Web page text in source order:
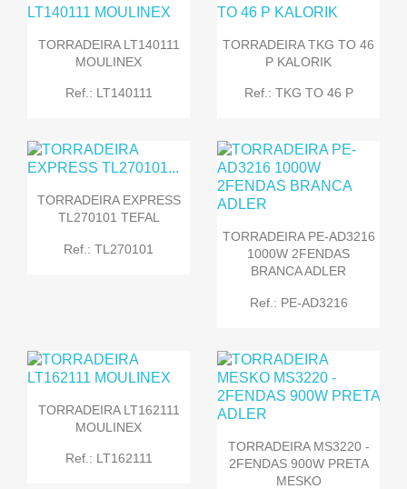
TORRADEIRA LT140111
MOULINEX
Ref.: LT140111
TORRADEIRA TKG TO 46
P KALORIK
Ref.: TKG TO 46 P
TORRADEIRA EXPRESS
TL270101 TEFAL
Ref.: TL270101
TORRADEIRA PE-AD3216
1000W 2FENDAS
BRANCA ADLER
Ref.: PE-AD3216
TORRADEIRA LT162111
MOULINEX
Ref.: LT162111
TORRADEIRA MS3220 -
2FENDAS 900W PRETA
MESKO